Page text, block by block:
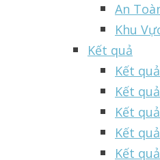
An
Khu
Kết quả
Kết
Kết
Kết
Kết
Kết